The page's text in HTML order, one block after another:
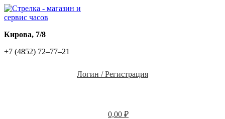
​Кирова, 7/8
+7 (4852) 72‒77‒21
Логин / Регистрация
0,00 ₽